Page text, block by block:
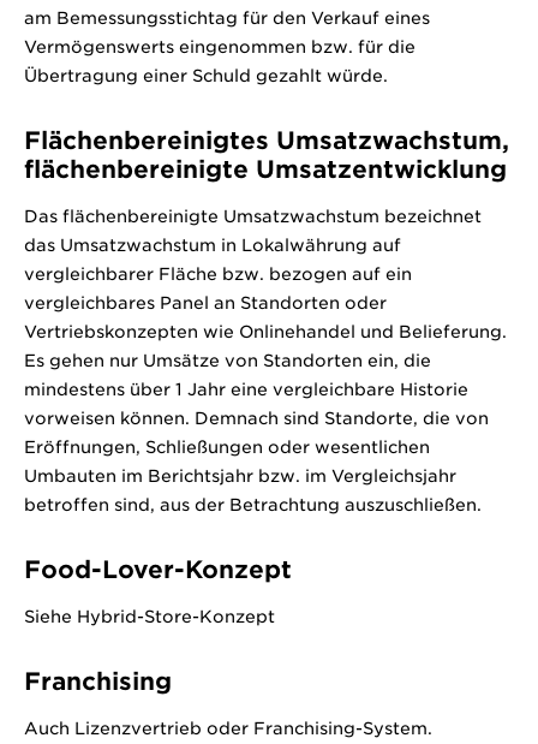
am Bemessungsstichtag für den Verkauf eines
Vermögenswerts eingenommen bzw. für die
Übertragung einer Schuld gezahlt würde.
Flächenbereinigtes Umsatzwachstum,
flächenbereinigte Umsatzentwicklung
Das flächenbereinigte Umsatzwachstum bezeichnet
das Umsatzwachstum in Lokalwährung auf
vergleichbarer Fläche bzw. bezogen auf ein
vergleichbares Panel an Standorten oder
Vertriebskonzepten wie Onlinehandel und Belieferung.
Es gehen nur Umsätze von Standorten ein, die
mindestens über 1 Jahr eine vergleichbare Historie
vorweisen können. Demnach sind Standorte, die von
Eröffnungen, Schließungen oder wesentlichen
Umbauten im Berichtsjahr bzw. im Vergleichsjahr
betroffen sind, aus der Betrachtung auszuschließen.
Food-Lover-Konzept
Siehe Hybrid-Store-Konzept
Franchising
Auch Lizenzvertrieb oder Franchising-System.